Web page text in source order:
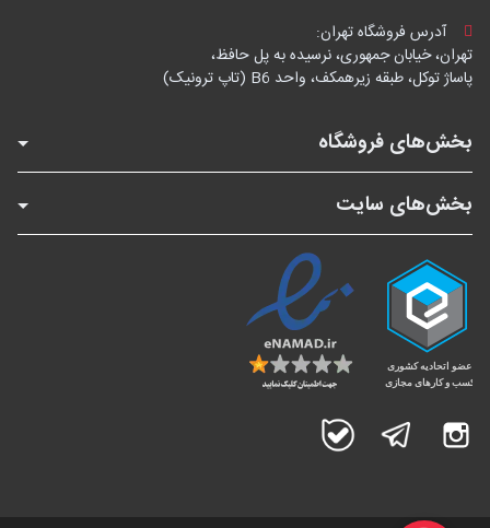
آدرس فروشگاه تهران:
تهران، خیابان جمهوری، نرسیده به پل حافظ،
پاساژ توکل، طبقه زیرهمکف، واحد B6 (تاپ ترونیک)
بخش‌های فروشگاه
بخش‌های سایت
اینستاگرام تلگرام